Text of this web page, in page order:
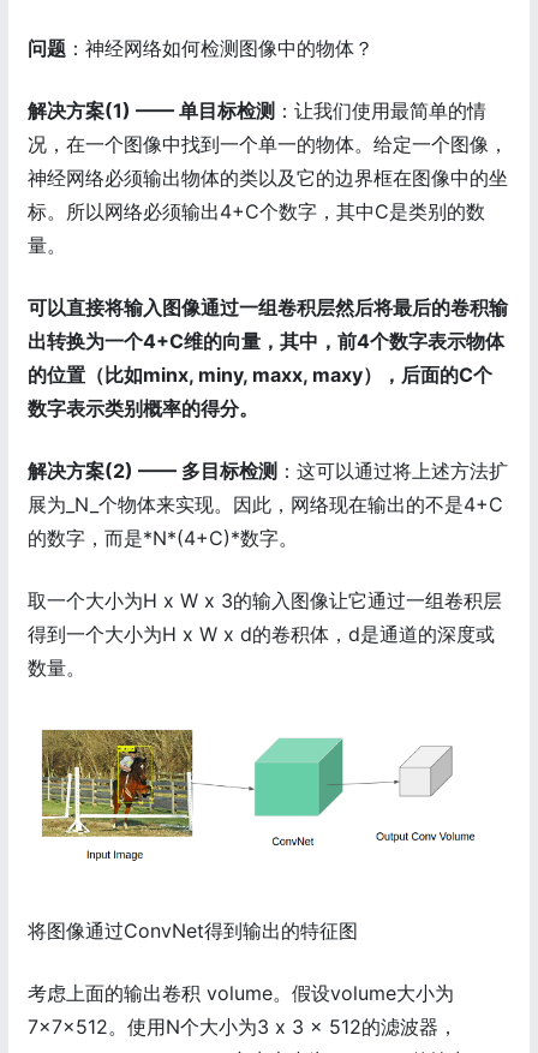
问题 ：神经网络如何检测图像中的物体？
解决方案(1) —— 单目标检测 ：让我们使用最简单的情
况，在一个图像中找到一个单一的物体。给定一个图像，
神经网络必须输出物体的类以及它的边界框在图像中的坐
标。所以网络必须输出4+C个数字，其中C是类别的数
量。
可以直接将输入图像通过一组卷积层然后将最后的卷积输
出转换为一个4+C维的向量，其中，前4个数字表示物体
的位置（比如minx, miny, maxx, maxy），后面的C个
数字表示类别概率的得分。
解决方案(2) —— 多目标检测 ：这可以通过将上述方法扩
展为_N_个物体来实现。因此，网络现在输出的不是4+C
的数字，而是*N*(4+C)*数字。
取一个大小为H x W x 3的输入图像让它通过一组卷积层
得到一个大小为H x W x d的卷积体，d是通道的深度或
数量。
将图像通过ConvNet得到输出的特征图
考虑上面的输出卷积 volume。假设volume大小为
7×7×512。使用N个大小为3 x 3 x 512的滤波器，